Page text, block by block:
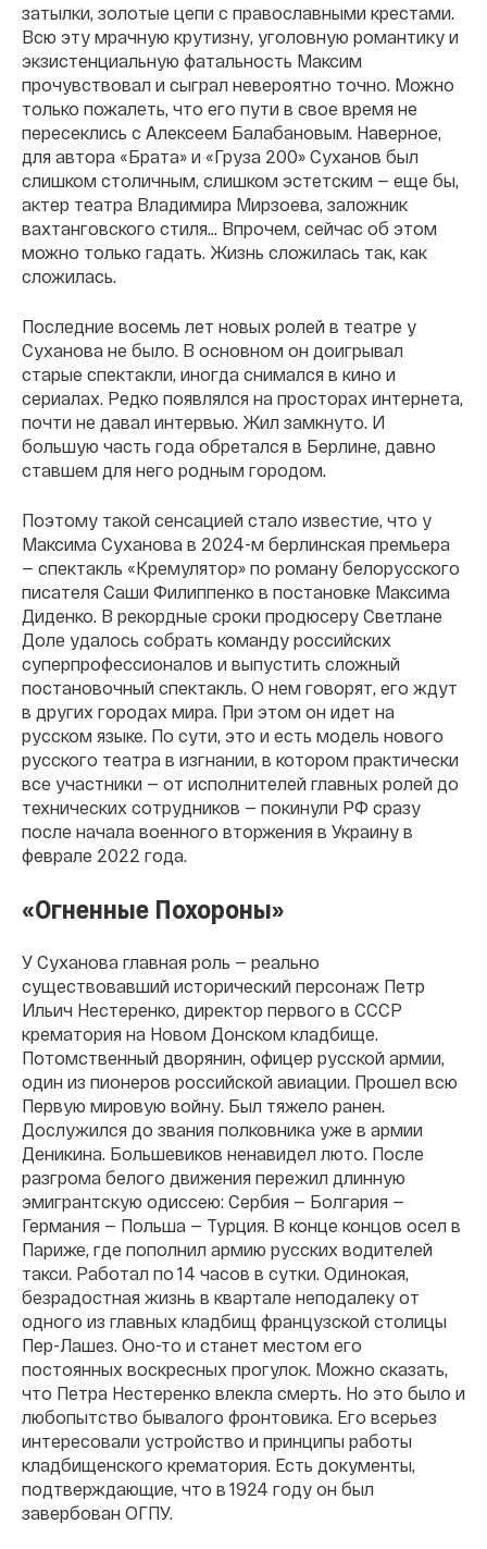
затылки, золотые цепи с православными крестами.
Всю эту мрачную крутизну, уголовную романтику и
экзистенциальную фатальность Максим
прочувствовал и сыграл невероятно точно. Можно
только пожалеть, что его пути в свое время не
пересеклись с Алексеем Балабановым. Наверное,
для автора «Брата» и «Груза 200» Суханов был
слишком столичным, слишком эстетским — еще бы,
актер театра Владимира Мирзоева, заложник
вахтанговского стиля... Впрочем, сейчас об этом
можно только гадать. Жизнь сложилась так, как
сложилась.
Последние восемь лет новых ролей в театре у
Суханова не было. В основном он доигрывал
старые спектакли, иногда снимался в кино и
сериалах. Редко появлялся на просторах интернета,
почти не давал интервью. Жил замкнуто. И
большую часть года обретался в Берлине, давно
ставшем для него родным городом.
Поэтому такой сенсацией стало известие, что у
Максима Суханова в 2024-м берлинская премьера
— спектакль «Кремулятор» по роману белорусского
писателя Саши Филиппенко в постановке Максима
Диденко. В рекордные сроки продюсеру Светлане
Доле удалось собрать команду российских
суперпрофессионалов и выпустить сложный
постановочный спектакль. О нем говорят, его ждут
в других городах мира. При этом он идет на
русском языке. По сути, это и есть модель нового
русского театра в изгнании, в котором практически
все участники — от исполнителей главных ролей до
технических сотрудников — покинули РФ сразу
после начала военного вторжения в Украину в
феврале 2022 года.
«Огненные Похороны»
У Суханова главная роль — реально
существовавший исторический персонаж Петр
Ильич Нестеренко, директор первого в СССР
крематория на Новом Донском кладбище.
Потомственный дворянин, офицер русской армии,
один из пионеров российской авиации. Прошел всю
Первую мировую войну. Был тяжело ранен.
Дослужился до звания полковника уже в армии
Деникина. Большевиков ненавидел люто. После
разгрома белого движения пережил длинную
эмигрантскую одиссею: Сербия — Болгария —
Германия — Польша — Турция. В конце концов осел в
Париже, где пополнил армию русских водителей
такси. Работал по 14 часов в сутки. Одинокая,
безрадостная жизнь в квартале неподалеку от
одного из главных кладбищ французской столицы
Пер-Лашез. Оно-то и станет местом его
постоянных воскресных прогулок. Можно сказать,
что Петра Нестеренко влекла смерть. Но это было и
любопытство бывалого фронтовика. Его всерьез
интересовали устройство и принципы работы
кладбищенского крематория. Есть документы,
подтверждающие, что в 1924 году он был
завербован ОГПУ.